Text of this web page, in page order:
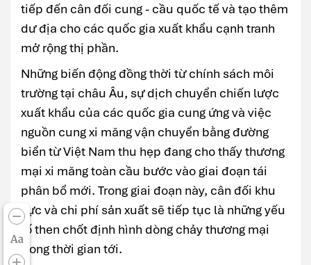
Aa
tiếp đến cân đối cung - cầu quốc tế và tạo thêm
dư địa cho các quốc gia xuất khẩu cạnh tranh
mở rộng thị phần.
Những biến động đồng thời từ chính sách môi
trường tại châu Âu, sự dịch chuyển chiến lược
xuất khẩu của các quốc gia cung ứng và việc
nguồn cung xi măng vận chuyển bằng đường
biển từ Việt Nam thu hẹp đang cho thấy thương
mại xi măng toàn cầu bước vào giai đoạn tái
phân bổ mới. Trong giai đoạn này, cân đối khu
vực và chi phí sản xuất sẽ tiếp tục là những yếu
tố then chốt định hình dòng chảy thương mại
trong thời gian tới.